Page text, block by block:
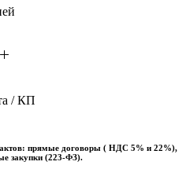
/ КП
прямые договоры ( НДС 5% и 22%),
закупки (223-ФЗ).